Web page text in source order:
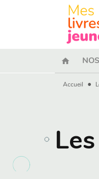
MENU
home
Accueil •